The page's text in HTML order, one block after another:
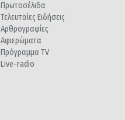
Πρωτοσέλιδα
Τελευταίες Ειδήσεις
Αρθρογραφίες
Αφιερώματα
Πρόγραμμα TV
Live-radio